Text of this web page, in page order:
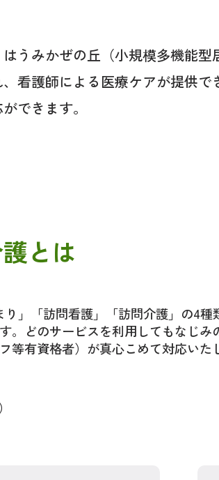
うみかぜの丘（小規模多機能型
看護師による医療ケアが提供で
できます。
とは
」「訪問看護」「訪問介護」の4種
。どのサービスを利用してもなじみ
等有資格者）が真心こめて対応いた